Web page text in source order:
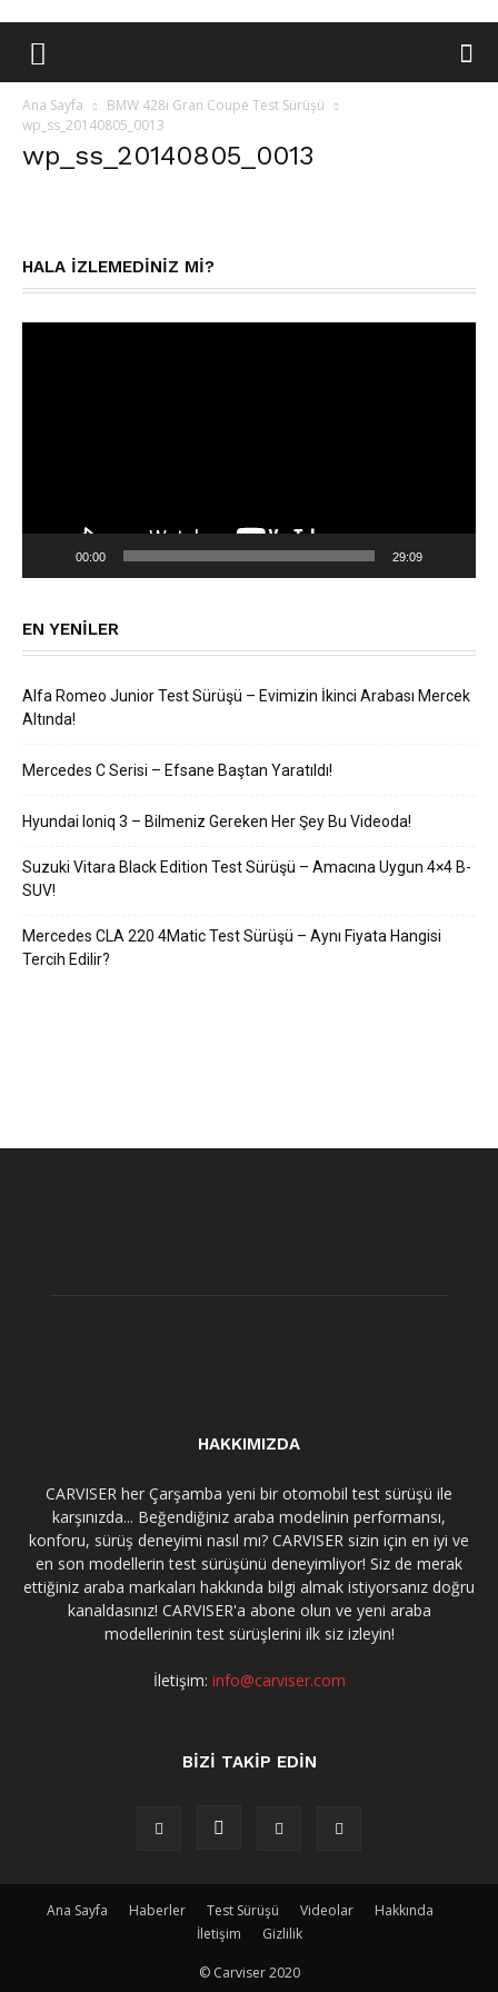
Ana Sayfa
BMW 428i Gran Coupe Test Sürüşü
wp_ss_20140805_0013
wp_ss_20140805_0013
HALA IZLEMEDINIZ MI?
00:00 29:09
EN YENILER
Alfa Romeo Junior Test Sürüşü – Evimizin İkinci Arabası Mercek
Altında!
Mercedes C Serisi – Efsane Baştan Yaratıldı!
Hyundai Ioniq 3 – Bilmeniz Gereken Her Şey Bu Videoda!
Suzuki Vitara Black Edition Test Sürüşü – Amacına Uygun 4×4 B-
SUV!
Mercedes CLA 220 4Matic Test Sürüşü – Aynı Fiyata Hangisi
Tercih Edilir?
HAKKIMIZDA
CARVISER her Çarşamba yeni bir otomobil test sürüşü ile
karşınızda... Beğendiğiniz araba modelinin performansı,
konforu, sürüş deneyimi nasıl mı? CARVISER sizin için en iyi ve
en son modellerin test sürüşünü deneyimliyor! Siz de merak
ettiğiniz araba markaları hakkında bilgi almak istiyorsanız doğru
kanaldasınız! CARVISER'a abone olun ve yeni araba
modellerinin test sürüşlerini ilk siz izleyin!
İletişim: info@carviser.com
BİZİ TAKİP EDİN
Ana Sayfa Haberler Test Sürüşü Videolar
Hakkında
İletişim
Gizlilik
© Carviser 2020